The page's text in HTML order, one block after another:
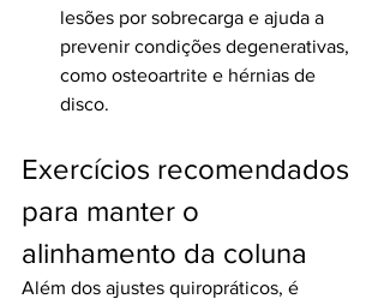
lesões por sobrecarga e ajuda a
prevenir condições degenerativas,
como osteoartrite e hérnias de
disco.
Exercícios recomendados
para manter o
alinhamento da coluna
Além dos ajustes quiropráticos, é